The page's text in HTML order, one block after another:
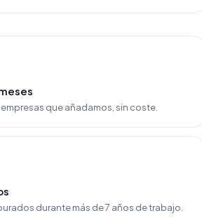
que añadamos, sin coste.
durante más de 7 años de trabajo.